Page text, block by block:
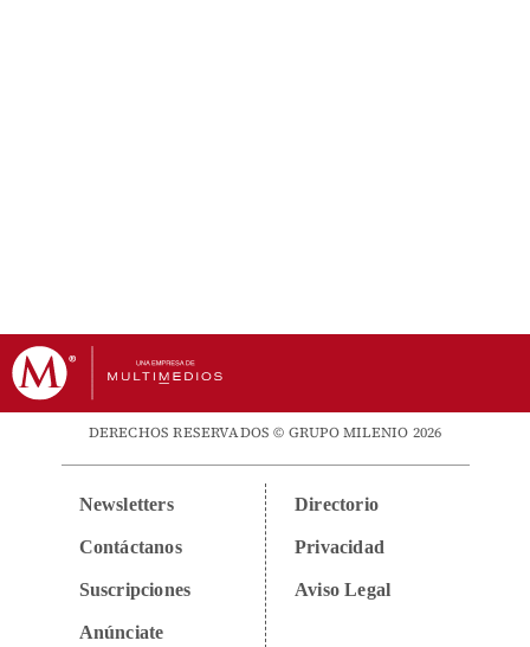
DERECHOS RESERVADOS © GRUPO MILENIO 2026
Newsletters
Contáctanos
Suscripciones
Anúnciate
Directorio
Privacidad
Aviso Legal